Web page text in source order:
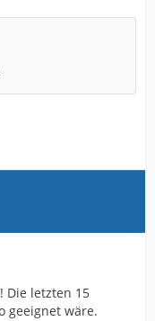
Die letzten 15
geeignet wäre.